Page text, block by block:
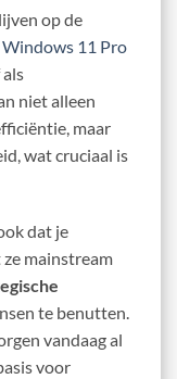
op de
Windows 11 Pro
niet alleen
maar
wat cruciaal is
dat je
mainstream
te benutten.
vandaag al
voor